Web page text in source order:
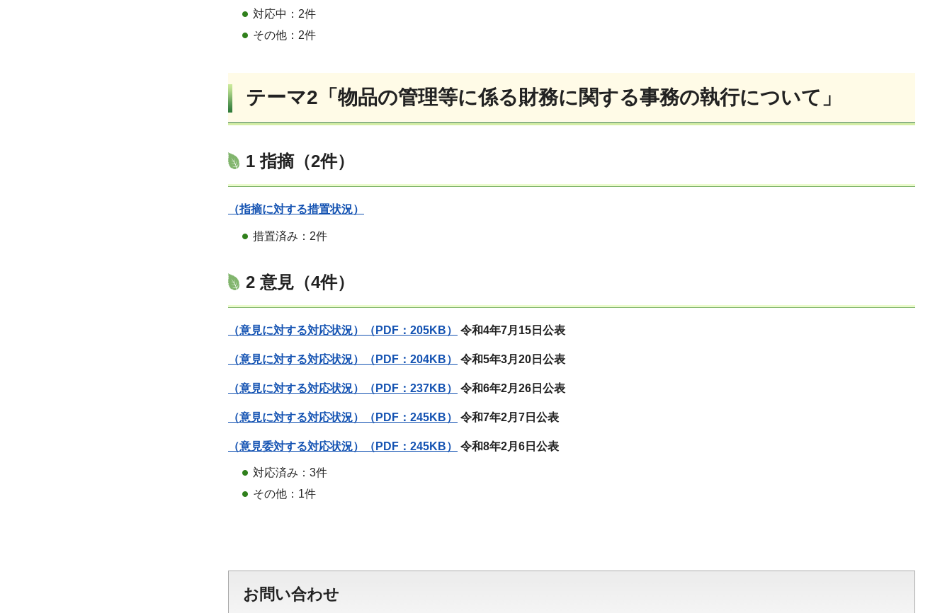
対応中：2件
その他：2件
テーマ2「物品の管理等に係る財務に関する事務の執行について」
1 指摘（2件）
（指摘に対する措置状況）
措置済み：2件
2 意見（4件）
（意見に対する対応状況）（PDF：205KB） 令和4年7月15日公表
（意見に対する対応状況）（PDF：204KB） 令和5年3月20日公表
（意見に対する対応状況）（PDF：237KB） 令和6年2月26日公表
（意見に対する対応状況）（PDF：245KB） 令和7年2月7日公表
（意見委対する対応状況）（PDF：245KB） 令和8年2月6日公表
対応済み：3件
その他：1件
お問い合わせ